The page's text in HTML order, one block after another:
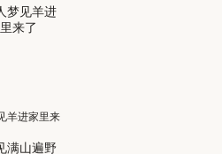
羊进家里来
了